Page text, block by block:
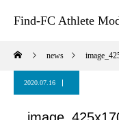
Find-FC Athlete
news
2020.07.16